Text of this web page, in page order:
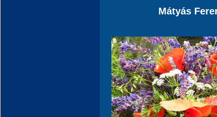
Mátyás